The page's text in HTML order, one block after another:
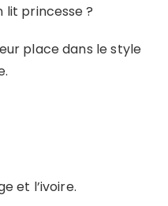
lit princesse ?
place dans le style
et l’ivoire.